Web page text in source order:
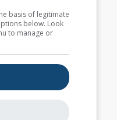
personal data on the basis of
to by managing your options
or in the site menu to
cookie settings.